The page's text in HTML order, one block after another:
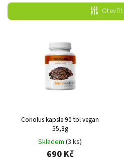
Nejprodávanější
Nejlevnější
Abecedně
Coriolus kapsle 90 tbl vegan
55,8g
Skladem (3 ks)
690 Kč